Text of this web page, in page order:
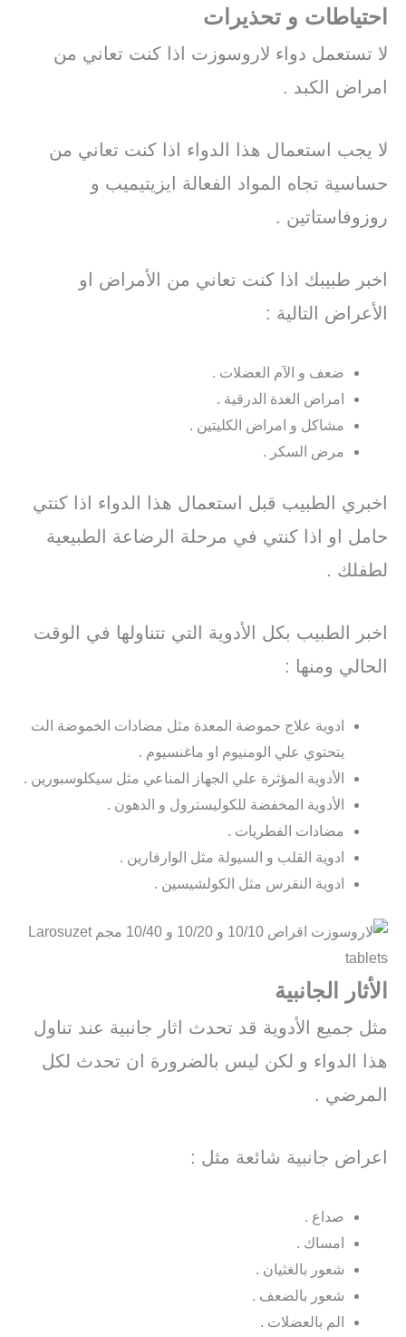
احتياطات و تحذيرات
لا تستعمل دواء لاروسوزت اذا كنت تعاني من
امراض الكبد .
لا يجب استعمال هذا الدواء اذا كنت تعاني من
حساسية تجاه المواد الفعالة ايزيتيميب و
روزوفاستاتين .
اخبر طبيبك اذا كنت تعاني من الأمراض او
الأعراض التالية :
ضعف و الآم العضلات .
امراض الغدة الدرقية .
مشاكل و امراض الكليتين .
مرض السكر .
اخبري الطبيب قبل استعمال هذا الدواء اذا كنتي
حامل او اذا كنتي في مرحلة الرضاعة الطبيعية
لطفلك .
اخبر الطبيب بكل الأدوية التي تتناولها في الوقت
الحالي ومنها :
ادوية علاج حموضة المعدة مثل مضادات الخموضة الت
يتحتوي علي الومنيوم او ماغنسيوم .
الأدوية المؤثرة علي الجهاز المناعي مثل سيكلوسبورين .
الأدوية المخفضة للكوليسترول و الدهون .
مضادات الفطريات .
ادوية القلب و السيولة مثل الوارفارين .
ادوية النقرس مثل الكولشيسين .
الأثار الجانبية
مثل جميع الأدوية قد تحدث اثار جانبية عند تناول
هذا الدواء و لكن ليس بالضرورة ان تحدث لكل
المرضي .
اعراض جانبية شائعة مثل :
صداع .
امساك .
شعور بالغثيان .
شعور بالضعف .
الم بالعضلات .